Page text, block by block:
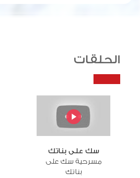
الحلقات
سك على بناتك
مسرحية سك على
بناتك